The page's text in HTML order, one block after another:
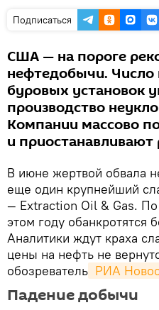
Подписаться
США — на пороге
нефтедобычи.
буровых установок
производство
Компании массово
и приостанавливают
В июне жертвой обвала
еще один крупнейший
— Extraction Oil & Gas. По
этом году обанкротятся
Аналитики ждут краха
цены на нефть не
обозреватель РИА
Падение добычи